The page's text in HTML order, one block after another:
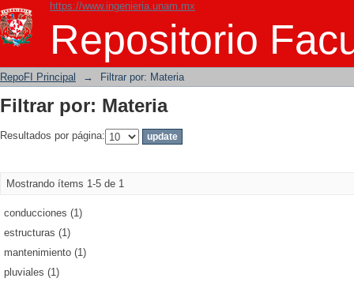
https://www.ingenieria.unam.mx
Repositorio
Filtrar por: Materia
RepoFI Principal → Filtrar por: Materia
Filtrar por: Materia
Resultados por página:
Mostrando ítems 1-5 de 1
conducciones (1)
estructuras (1)
mantenimiento (1)
pluviales (1)